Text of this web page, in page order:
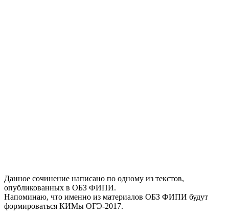
Данное сочинение написано по одному из текстов,
опубликованных в ОБЗ ФИПИ.
Напоминаю, что именно из материалов ОБЗ ФИПИ будут
формироваться КИМы ОГЭ-2017.